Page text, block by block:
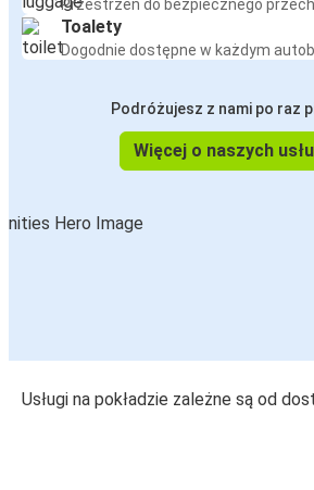
Przestrzeń do bezpiecznego
Toalety
Dogodnie dostępne w każdym
Podróżujesz z nami po raz
Więcej o naszych
Usługi na pokładzie zależne są od